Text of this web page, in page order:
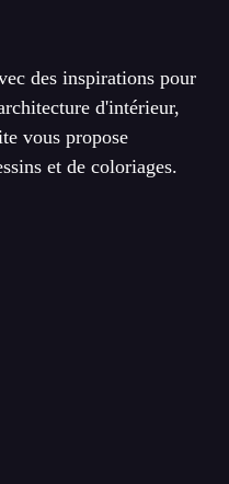
des inspirations pour
d'intérieur,
vous propose
et de coloriages.